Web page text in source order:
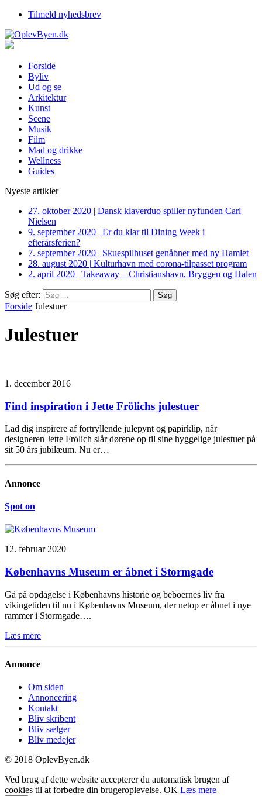
Tilmeld nyhedsbrev
Forside
Byliv
Ud og se
Arkitektur
Kunst
Scene
Musik
Film
Mad og drikke
Wellness
Guides
Nyeste artikler
27. oktober 2020 | Dansk klaverduo spiller nyfunden Carl
Nielsen
9. september 2020 | Er du klar til Dining Week i
efterårsferien?
7. september 2020 | Skuespilhuset genåbner med ny Hamlet
28. august 2020 | Kulturhavn med corona-tilpasset program
2. april 2020 | Takeaway – Christianshavn, Bryggen og Halen
Søg efter:
Forside Julestuer
Julestuer
1. december 2016
Find inspiration i Jette Frölichs julestuer
Lad dig inspirere af fortryllende julepynt og papirklip, når
designeren Jette Frölich slår dørene op til sine hyggelige julestuer på
sit 50 års jubilæum. Nu er…
Annonce
Spot on
12. februar 2020
Københavns Museum er åbnet i Stormgade
Gå på opdagelse i Københavns historie og beboernes liv fra
vikingetiden til nu i Københavns Museum, der netop er åbnet i nye
rammer i Stormgade….
Læs mere
Annonce
Om siden
Annoncering
Kontakt
Bliv skribent
Bliv sælger
Bliv medejer
© 2018 OplevByen.dk
Ved brug af dette website accepterer du automatisk brugen af
cookies til at forbedre din brugeroplevelse. OK Læs mere